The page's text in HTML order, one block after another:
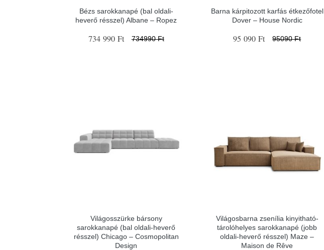
Bézs sarokkanapé (bal oldali-
heverő résszel) Albane – Ropez
734 990 Ft 734990 Ft
Barna kárpitozott karfás étkezőfotel
Dover – House Nordic
95 090 Ft 95090 Ft
Világosszürke bársony
sarokkanapé (bal oldali-heverő
résszel) Chicago – Cosmopolitan
Design
Világosbarna zsenília kinyitható-
tárolóhelyes sarokkanapé (jobb
oldali-heverő résszel) Maze –
Maison de Rêve